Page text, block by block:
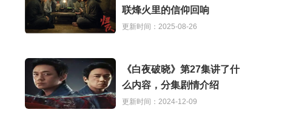
联烽火里的信仰回响
更新时间：2025-08-26
《白夜破晓》第27集讲了什
么内容，分集剧情介绍
更新时间：2024-12-09